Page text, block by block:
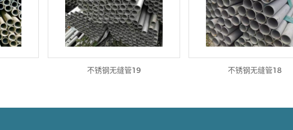
不锈钢无缝管19 不锈钢无缝管18